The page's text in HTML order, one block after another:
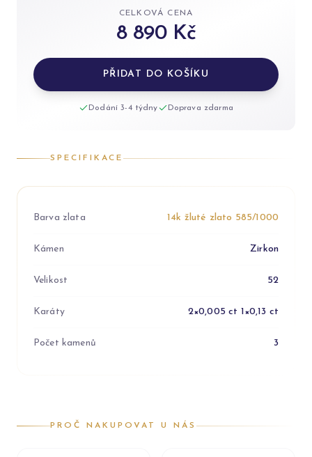
CELKOVÁ CENA
8 890 Kč
PŘIDAT DO KOŠÍKU
Dodání 3-4 týdny Doprava zdarma
SPECIFIKACE
Barva zlata 14k žluté zlato 585/1000
Kámen Zirkon
Velikost 52
Karáty 2×0,005 ct 1×0,13 ct
Počet kamenů 3
PROČ NAKUPOVAT U NÁS